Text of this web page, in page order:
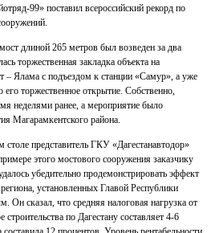
99» поставил всероссийский рекорд по
длиной 265 метров был возведен за два
торжественная закладка объекта на
– Ялама с подъездом к станции «Самур», а уже
торжественное открытие. Собственно,
неделями ранее, а мероприятие было
Магарамкентского района.
представитель ГКУ «Дагестанавтодор»
этого мостового сооружения заказчику
убедительно продемонстрировать эффект
установленных Главой Республики
Он сказал, что средняя налоговая нагрузка от
по Дагестану составляет 4-6